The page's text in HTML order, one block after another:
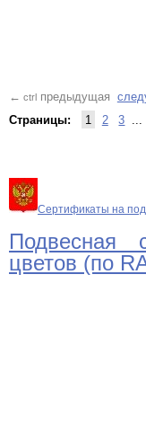
← ctrl предыдущая
Страницы: 1 2 3
Сертификаты на
Подвесная
цветов (по